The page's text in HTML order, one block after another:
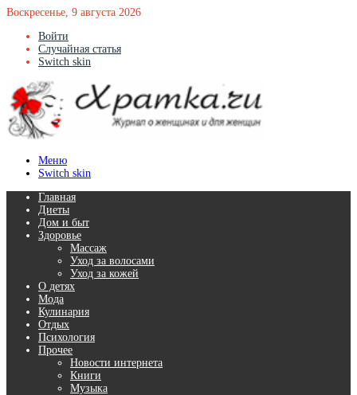
Воскресенье, 9 августа 2026
Войти
Случайная статья
Switch skin
Меню
Switch skin
Главная
Диеты
Дом и быт
Здоровье
Массаж
Уход за волосами
Уход за кожей
О детях
Мода
Кулинария
Отдых
Психология
Прочее
Новости интернета
Книги
Музыка